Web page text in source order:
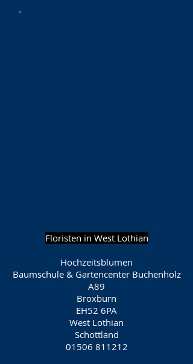
Floristen in West Lothian
Hochzeitsblumen
Baumschule & Gartencenter Buchenholz
A89
Broxburn
EH52 6PA
West Lothian
Schottland
01506 811212